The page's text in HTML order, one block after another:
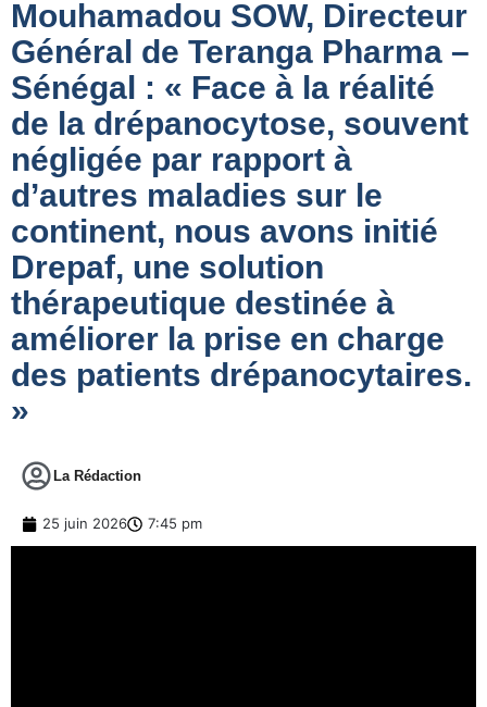
Mouhamadou SOW, Directeur
Général de Teranga Pharma –
Sénégal : « Face à la réalité
de la drépanocytose, souvent
négligée par rapport à
d’autres maladies sur le
continent, nous avons initié
Drepaf, une solution
thérapeutique destinée à
améliorer la prise en charge
des patients drépanocytaires.
»
La Rédaction
25 juin 2026 7:45 pm